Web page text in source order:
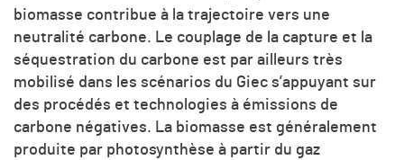
biomasse contribue à la trajectoire vers une
neutralité carbone. Le couplage de la capture et la
séquestration du carbone est par ailleurs très
mobilisé dans les scénarios du Giec s’appuyant sur
des procédés et technologies à émissions de
carbone négatives. La biomasse est généralement
produite par photosynthèse à partir du gaz